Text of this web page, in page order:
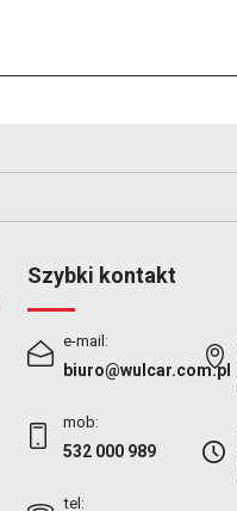
Szybki kontakt
e-mail:
biuro@wulcar.com.pl
mob:
532 000 989
tel: